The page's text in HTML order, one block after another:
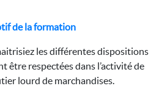
de la formation
les différentes dispositions
être respectées dans l’activité de
lourd de marchandises.